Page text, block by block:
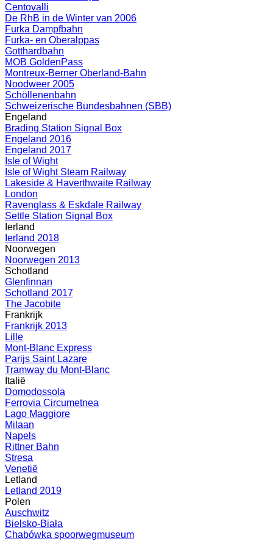
Centovalli
De RhB in de Winter van 2006
Furka Dampfbahn
Furka- en Oberalppas
Gotthardbahn
MOB GoldenPass
Montreux-Berner Oberland-Bahn
Noodweer 2005
Schöllenenbahn
Schweizerische Bundesbahnen (SBB)
Engeland
Brading Station Signal Box
Engeland 2016
Engeland 2017
Isle of Wight
Isle of Wight Steam Railway
Lakeside & Haverthwaite Railway
London
Ravenglass & Eskdale Railway
Settle Station Signal Box
Ierland
Ierland 2018
Noorwegen
Noorwegen 2013
Schotland
Glenfinnan
Schotland 2017
The Jacobite
Frankrijk
Frankrijk 2013
Lille
Mont-Blanc Express
Parijs Saint Lazare
Tramway du Mont-Blanc
Italië
Domodossola
Ferrovia Circumetnea
Lago Maggiore
Milaan
Napels
Rittner Bahn
Stresa
Venetië
Letland
Letland 2019
Polen
Auschwitz
Bielsko-Biała
Chabówka spoorwegmuseum